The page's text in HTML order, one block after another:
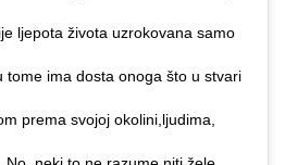
ljepota života uzrokovana samo
tome ima dosta onoga što u stvari
prema svojoj okolini,ljudima,